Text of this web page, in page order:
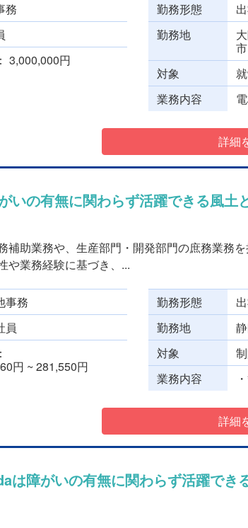
務
3,000,000円
勤務形態
勤務地
対象
業務内容
詳細
いの有無に関わらず活躍できる風土
補助業務や、生産部門・開発部門の庶務業務
や業務経験に基づき、...
事務
員
円 ~ 281,550円
勤務形態
勤務地
対象
業務内容
詳細
は障がいの有無に関わらず活躍でき